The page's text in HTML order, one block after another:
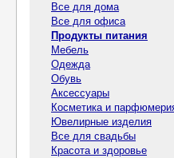
Все для дома
Все для офиса
Продукты питания
Мебель
Одежда
Обувь
Аксессуары
Косметика и
Ювелирные изделия
Все для свадьбы
Красота и здоровье